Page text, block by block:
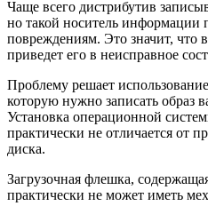
Чаще всего дистрибутив
но такой носитель информации
повреждениям. Это значит, что
приведет его в неисправное
Проблему решает
которую нужно записать образ
Установка операционной
практически не отличается от
диска.
Загрузочная флешка,
практически не может иметь